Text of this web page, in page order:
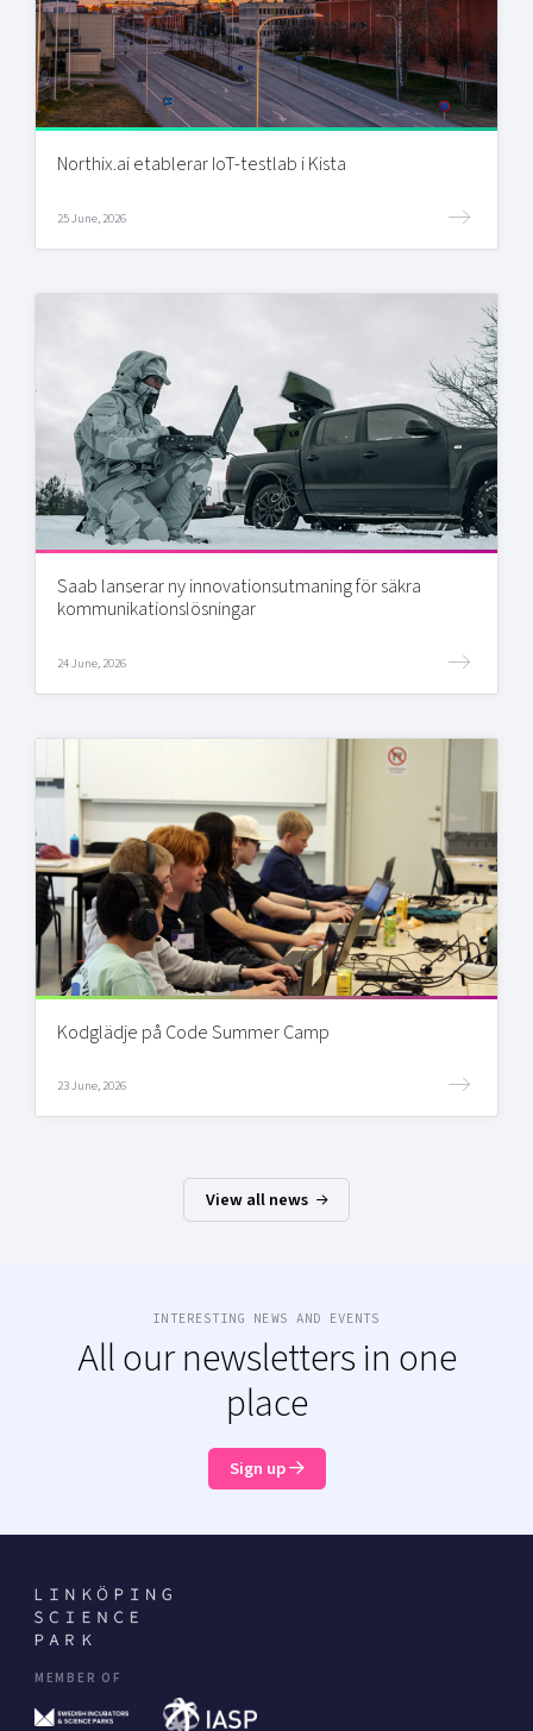
Northix.ai etablerar IoT-testlab i Kista
25 June, 2026
Saab lanserar ny innovationsutmaning för säkra
kommunikationslösningar
24 June, 2026
Kodglädje på Code Summer Camp
23 June, 2026
View all news
INTERESTING NEWS AND EVENTS
All our newsletters in one
place
Sign up
MEMBER OF